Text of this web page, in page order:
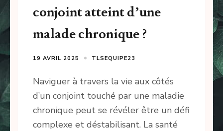
conjoint atteint d’une
malade chronique ?
19 AVRIL 2025 TLSEQUIPE23
Naviguer à travers la vie aux côtés
d’un conjoint touché par une maladie
chronique peut se révéler être un défi
complexe et déstabilisant. La santé